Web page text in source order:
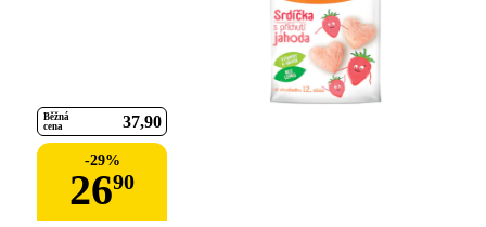
Běžná
cena
37 90
-29%
2690